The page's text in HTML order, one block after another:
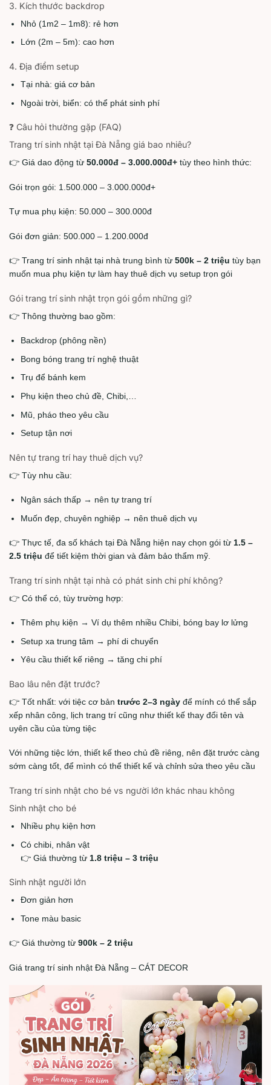
3. Kích thước backdrop
Nhỏ (1m2 – 1m8): rẻ hơn
Lớn (2m – 5m): cao hơn
4. Địa điểm setup
Tại nhà: giá cơ bản
Ngoài trời, biển: có thể phát sinh phí
❓ Câu hỏi thường gặp (FAQ)
Trang trí sinh nhật tại Đà Nẵng giá bao nhiêu?
👉 Giá dao động từ 50.000đ – 3.000.000đ+ tùy theo hình thức:
Gói trọn gói: 1.500.000 – 3.000.000đ+
Tự mua phụ kiện: 50.000 – 300.000đ
Gói đơn giản: 500.000 – 1.200.000đ
👉 Trang trí sinh nhật tại nhà trung bình từ 500k – 2 triệu tùy bạn
muốn mua phụ kiện tự làm hay thuê dịch vụ setup trọn gói
Gói trang trí sinh nhật trọn gói gồm những gì?
👉 Thông thường bao gồm:
Backdrop (phông nền)
Bong bóng trang trí nghệ thuật
Trụ để bánh kem
Phụ kiện theo chủ đề, Chibi,…
Mũ, pháo theo yêu cầu
Setup tận nơi
Nên tự trang trí hay thuê dịch vụ?
👉 Tùy nhu cầu:
Ngân sách thấp → nên tự trang trí
Muốn đẹp, chuyên nghiệp → nên thuê dịch vụ
👉 Thực tế, đa số khách tại Đà Nẵng hiện nay chọn gói từ 1.5 –
2.5 triệu để tiết kiệm thời gian và đảm bảo thẩm mỹ.
Trang trí sinh nhật tại nhà có phát sinh chi phí không?
👉 Có thể có, tùy trường hợp:
Thêm phụ kiện → Ví dụ thêm nhiều Chibi, bóng bay lơ lửng
Setup xa trung tâm → phí di chuyển
Yêu cầu thiết kế riêng → tăng chi phí
Bao lâu nên đặt trước?
👉 Tốt nhất: với tiệc cơ bản trước 2–3 ngày để mính có thể sắp
xếp nhân công, lịch trang trí cũng như thiết kế thay đổi tên và
uyên cầu của từng tiệc
Với những tiệc lớn, thiết kế theo chủ đề riêng, nên đặt trước càng
sớm càng tốt, để mình có thể thiết kế và chỉnh sửa theo yêu cầu
Trang trí sinh nhật cho bé vs người lớn khác nhau không
Sinh nhật cho bé
Nhiều phụ kiện hơn
Có chibi, nhân vật
👉 Giá thường từ 1.8 triệu – 3 triệu
Sinh nhật người lớn
Đơn giản hơn
Tone màu basic
👉 Giá thường từ 900k – 2 triệu
Giá trang trí sinh nhật Đà Nẵng – CÁT DECOR